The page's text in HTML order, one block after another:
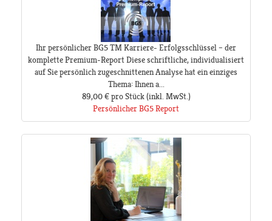
Ihr persönlicher BG5 TM Karriere- Erfolgsschlüssel – der
komplette Premium-Report Diese schriftliche, individualisiert
auf Sie persönlich zugeschnittenen Analyse hat ein einziges
Thema: Ihnen a...
89,00 € pro Stück(inkl. MwSt.)
Persönlicher BG5 Report